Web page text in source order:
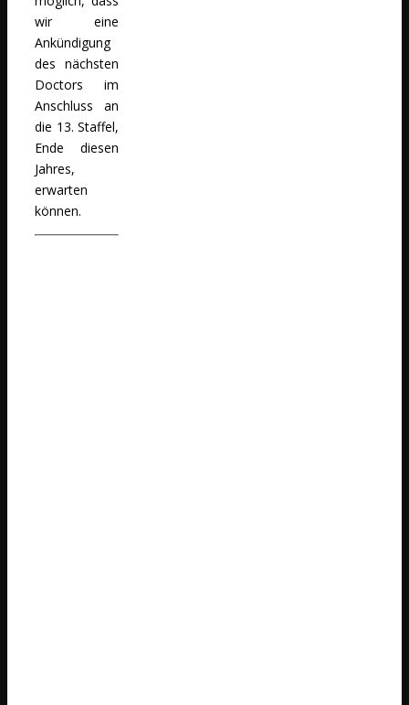
wir eine
Ankündigung
des nächsten
Doctors im
Anschluss an
die 13. Staffel,
Ende diesen
Jahres,
erwarten
können.